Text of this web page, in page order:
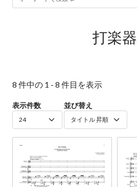
打楽器
8 件中の 1 - 8 件目を表示
表示件数 並び替え